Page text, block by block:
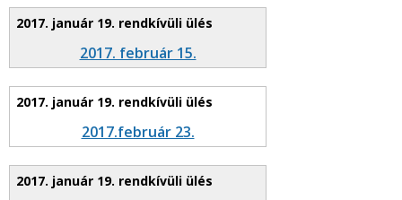
2017. február 15.
2017.február 23.